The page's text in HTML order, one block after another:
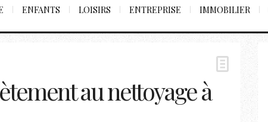
ENFANTS LOISIRS ENTREPRISE IMMOBILIER
au nettoyage à